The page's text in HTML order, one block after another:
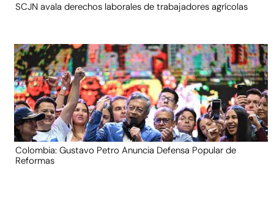
SCJN avala derechos laborales de trabajadores agrícolas
Colombia: Gustavo Petro Anuncia Defensa Popular de
Reformas